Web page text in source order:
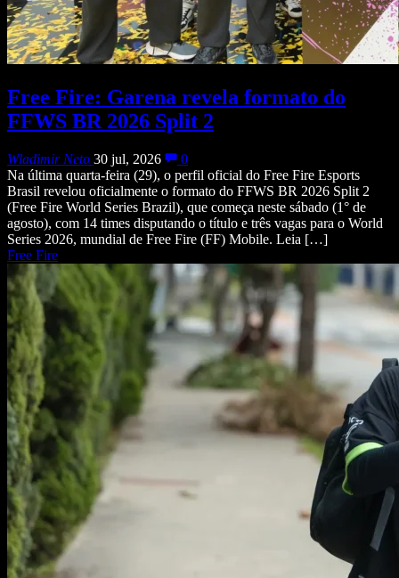
Free Fire: Garena revela formato do
FFWS BR 2026 Split 2
Wladimir Neto 30 jul, 2026
0
Na última quarta-feira (29), o perfil oficial do Free Fire Esports
Brasil revelou oficialmente o formato do FFWS BR 2026 Split 2
(Free Fire World Series Brazil), que começa neste sábado (1° de
agosto), com 14 times disputando o título e três vagas para o World
Series 2026, mundial de Free Fire (FF) Mobile. Leia […]
Free Fire